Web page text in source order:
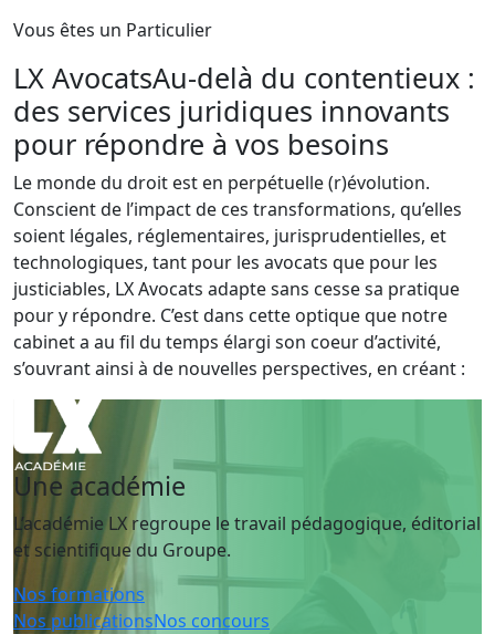
Vous êtes un Particulier
LX AvocatsAu-delà du contentieux :
des services juridiques innovants
pour répondre à vos besoins
Le monde du droit est en perpétuelle (r)évolution.
Conscient de l’impact de ces transformations, qu’elles
soient légales, réglementaires, jurisprudentielles, et
technologiques, tant pour les avocats que pour les
justiciables, LX Avocats adapte sans cesse sa pratique
pour y répondre. C’est dans cette optique que notre
cabinet a au fil du temps élargi son coeur d’activité,
s’ouvrant ainsi à de nouvelles perspectives, en créant :
Une académie
L’académie LX regroupe le travail pédagogique, éditorial
et scientifique du Groupe.
Nos formations
Nos publicationsNos concours